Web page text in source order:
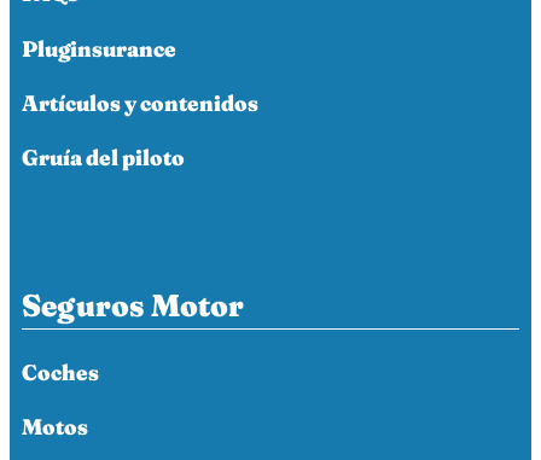
Pluginsurance
Artículos y contenidos
Gruía del piloto
Seguros Motor
Coches
Motos